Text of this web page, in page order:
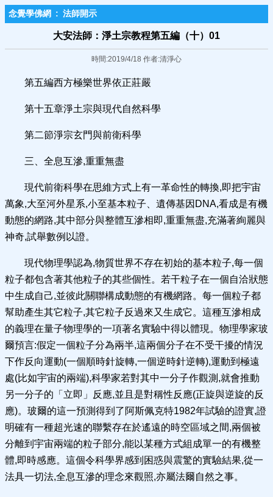
念覺學佛網 : 法師開示
大安法師：淨土宗教程第五編（十）01
時間:2019/4/18 作者:清淨心
第五編西方極樂世界依正莊嚴
第十五章淨土宗與現代自然科學
第二節淨宗玄門與前衛科學
三、全息互滲,重重無盡
現代前衛科學在思維方式上有一革命性的轉換,即把宇宙
萬象,大至河外星系,小至基本粒子、遺傳基因DNA,看成是有機
動態的網路,其中部分與整體互滲相即,重重無盡,充滿著絢麗與
神奇,試舉數例以證。
現代物理學認為,物質世界不存在初始的基本粒子,每一個
粒子都包含著其他粒子的其些個性。若干粒子在一個自洽狀態
中生成自己,並彼此關聯構成動態的有機網路。每一個粒子都
幫助產生其它粒子,其它粒子反過來又生成它。這種互滲相成
的義理在量子物理學的一項著名實驗中得以體現。物理學家玻
爾預言:假定一個粒子分為兩半,這兩個分子在不受干擾的情況
下作反向運動(一個順時針旋轉,一個逆時針逆轉),運動到極遠
處(比如宇宙的兩端),科學家若對其中一分子作觀測,就會推動
另一分子的「立即」反應,並且是對稱性反應(正旋與逆旋的反
應)。玻爾的這一預測得到了阿斯佩克特1982年試驗的證實,證
明確有一種超光速的聯繫存在於遙遠的時空區域之間,兩個被
分離到宇宙兩端的粒子部分,能以某種方式組成單一的有機整
體,即時感應。這個令科學界感到困惑與震驚的實驗結果,從一
法具一切法,全息互滲的理念來觀照,亦屬法爾自然之事。